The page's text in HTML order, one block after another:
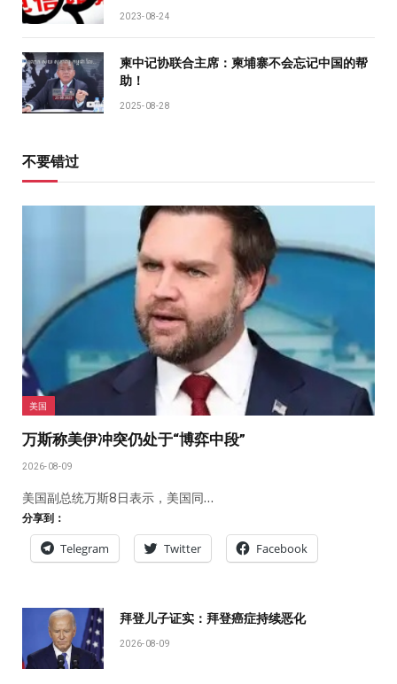
2023-08-24
柬中记协联合主席：柬埔寨不会忘记中国的帮
助！
2025-08-28
不要错过
美国
万斯称美伊冲突仍处于“博弈中段”
2026-08-09
美国副总统万斯8日表示，美国同…
分享到：
Telegram Twitter Facebook
拜登儿子证实：拜登癌症持续恶化
2026-08-09